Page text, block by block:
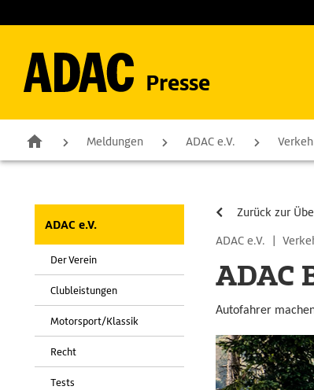
Presse
Meldungen ADAC e.V.
ADAC e.V.
Der Verein
Clubleistungen
Motorsport/Klassik
Recht
Tests
Zurück zur
ADAC e.V.
|
ADAC
Autofahrer